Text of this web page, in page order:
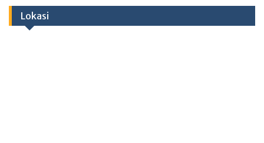
Lokasi